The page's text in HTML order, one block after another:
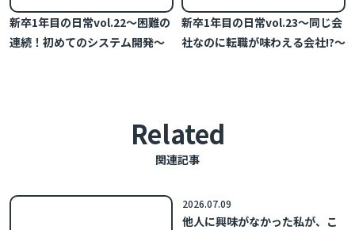
新卒1年目の日常vol.22～困難の
連続！初めてのシステム開発～
新卒1年目の日常vol.23～同じ会
社なのに転職が味わえる会社!?～
関連記事
Related
他人に興味がなかった私が、こ
2026.07.09